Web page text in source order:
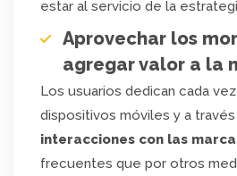
estar al servicio de la
Aprovechar los
agregar valor a la
Los usuarios dedican cada
dispositivos móviles y a
interacciones con las
frecuentes que por otros